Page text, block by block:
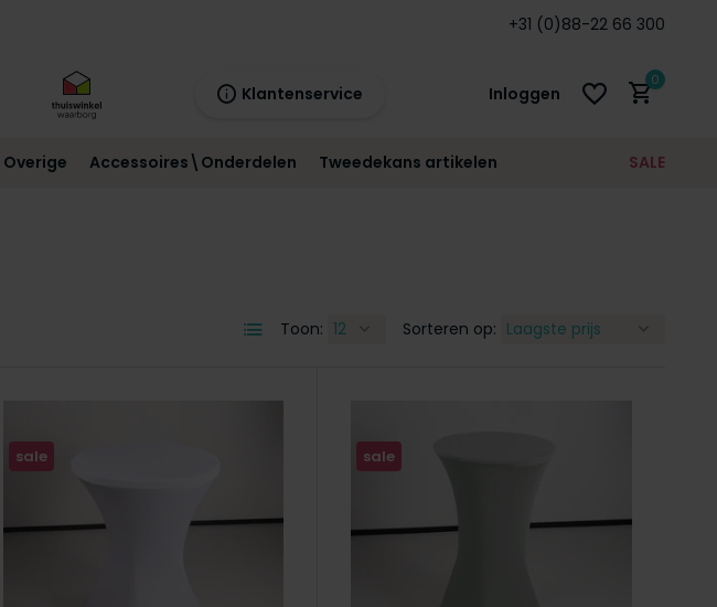
+31 (0)88-22 66 300
Klantenservice Inloggen
21:00
morgen
0
Overige Accessoires\Onderdelen Tweedekans artikelen SALE
Toon: Sorteren op:
sale sale